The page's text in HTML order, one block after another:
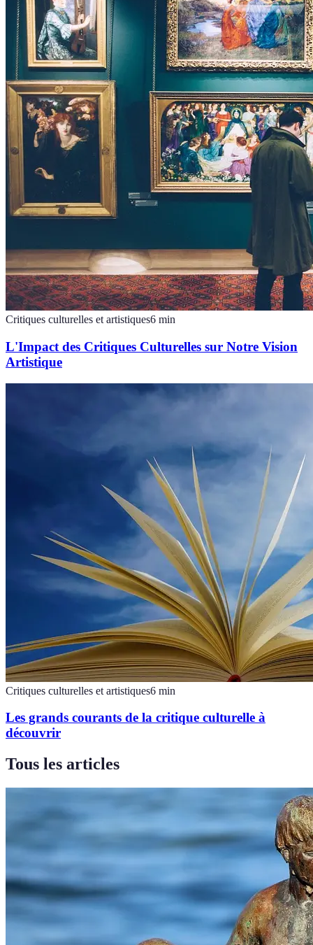
Critiques culturelles et artistiques6 min
L'Impact des Critiques Culturelles sur Notre Vision
Artistique
Critiques culturelles et artistiques6 min
Les grands courants de la critique culturelle à
découvrir
Tous les articles